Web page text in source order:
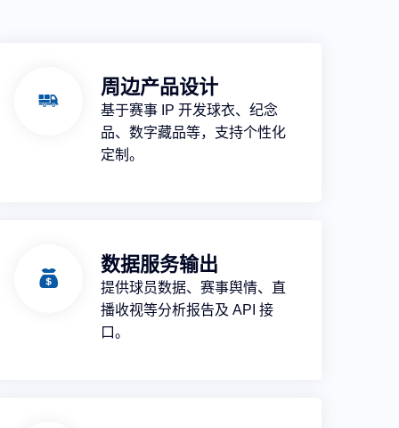
周边产品设计
基于赛事 IP 开发球衣、纪念
品、数字藏品等，支持个性化
定制。
数据服务输出
提供球员数据、赛事舆情、直
播收视等分析报告及 API 接
口。